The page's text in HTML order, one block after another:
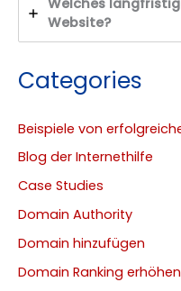
Welches
Website?
Categories
Beispiele von
Blog der Internethilfe
Case Studies
Domain Authority
Domain hinzufügen
Domain Ranking erhöhen